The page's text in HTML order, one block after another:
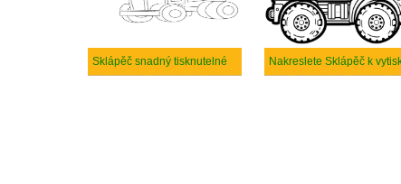
Sklápěč snadný tisknutelné